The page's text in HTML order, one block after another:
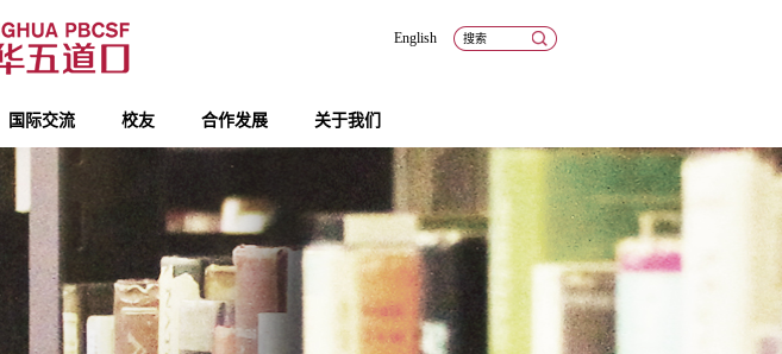
国际交流 校友 合作发展 关于我们
English